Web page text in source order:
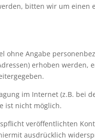
bitten wir um
ohne Angabe
erhoben
im Internet (z.B. bei
ist nicht möglich.
veröffentlichten
ausdrücklich